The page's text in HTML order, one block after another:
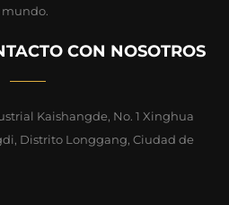
CON NOSOTROS
Kaishangde, No. 1 Xinghua
Distrito Longgang, Ciudad de